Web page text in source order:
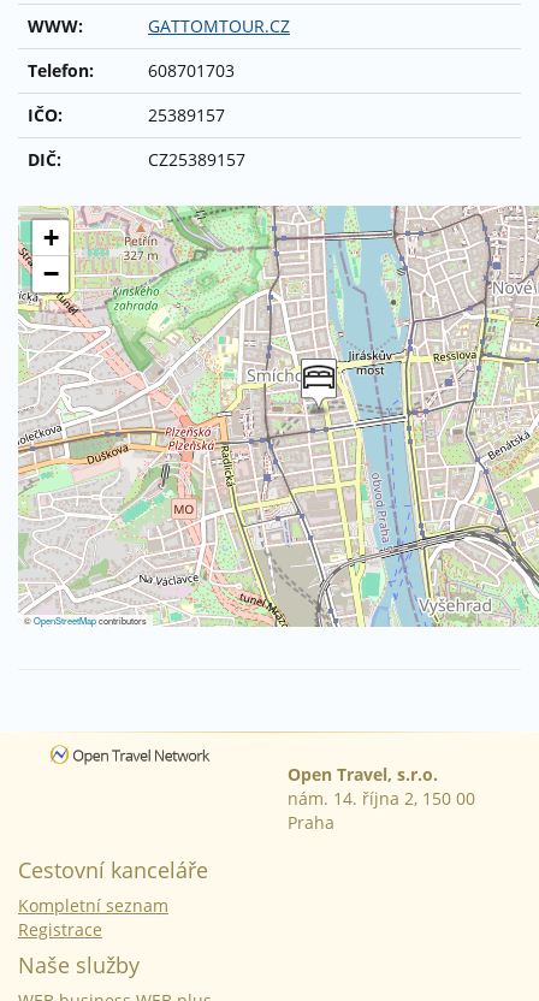
WWW:
GATTOMTOUR.CZ
Telefon:
608701703
IČO:
25389157
DIČ:
CZ25389157
+
−
©OpenStreetMapcontributors
Open Travel, s.r.o.
nám. 14. října 2, 150 00
Praha
Cestovní kanceláře
Kompletní seznam
Registrace
Naše služby